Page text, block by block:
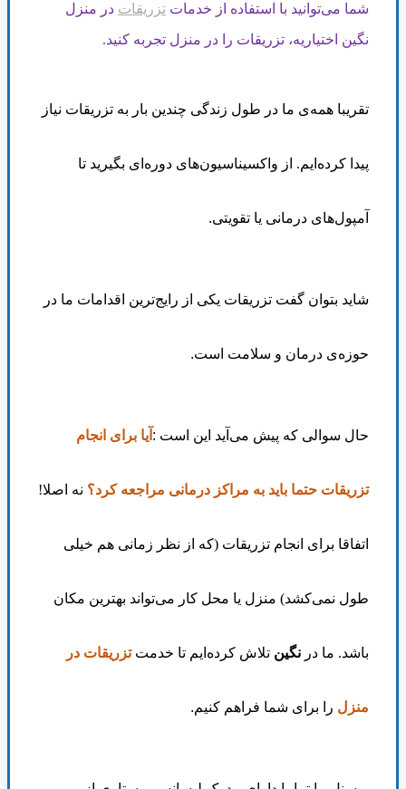
شما می‌توانید با استفاده از خدمات تزریقات در منزل
نگین اختیاریه، تزریقات را در منزل تجربه کنید.
تقریبا همه‌ی ما در طول زندگی‌ چندین بار به تزریقات نیاز
پیدا کرده‌ایم. از واکسیناسیون‌های دوره‌ای بگیرید تا
آمپول‌های درمانی یا تقویتی.
شاید بتوان گفت تزریقات یکی از رایج‌ترین اقدامات ما در
حوزه‌ی درمان و سلامت است.
حال سوالی که پیش می‌آید این است : آیا برای انجام
تزریقات حتما باید به مراکز درمانی مراجعه کرد؟ نه اصلا!
اتفاقا برای انجام تزریقات (که از نظر زمانی هم خیلی
طول نمی‌کشد) منزل یا محل کار می‌تواند بهترین مکان
باشد. ما در نگین تلاش کرده‌ایم تا خدمت تزریقات در
منزل را برای شما فراهم کنیم.